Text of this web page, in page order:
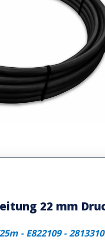
22 mm
- E822109 -